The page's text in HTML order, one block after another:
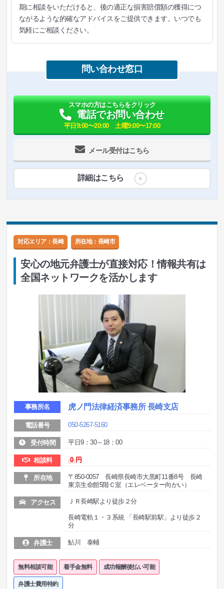
期に相談をいただけると、後の適正な損害賠償額の獲得につ
ながるような的確なアドバイスをご提供できます。いつでも
気軽にご相談ください。
問い合わせ窓口
メール受付はこちら
スマホの方はこちらをクリック
電話でお問い合わせ
平日9:00〜20:00 土曜9:00〜17:00
詳細はこちら
対応エリア：長崎 所在地： 長崎市
安心の地元弁護士が直接対応！情報共有は
全国ネットワークを活かします
事務所名 虎ノ門法律経済事務所 長崎支店
電話番号 050-5267-5160
受付時間 平日9：30～18：00
相談料 0 円
所在地
〒850-0057 長崎県長崎市大黒町11番8号 長崎
東京生命館5階Ｃ室（エレベーター向かい）
アクセス ＪＲ長崎駅より徒歩２分
長崎電軌１・３系統 「長崎駅前駅」より徒歩２
分
弁護士 鮎川 泰輔
無料相談可能 着手金無料 成功報酬後払い可能
弁護士費用特約